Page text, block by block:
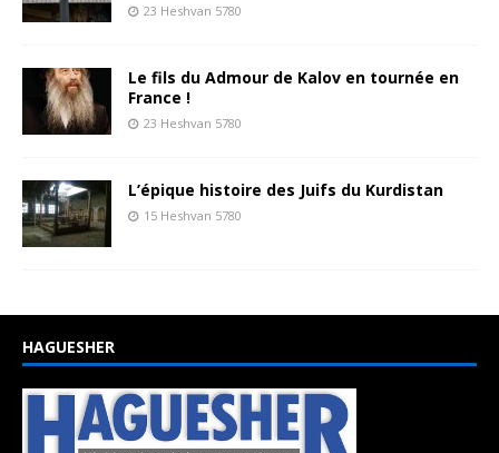
23 Heshvan 5780
Le fils du Admour de Kalov en tournée en
France !
23 Heshvan 5780
L’épique histoire des Juifs du Kurdistan
15 Heshvan 5780
HAGUESHER